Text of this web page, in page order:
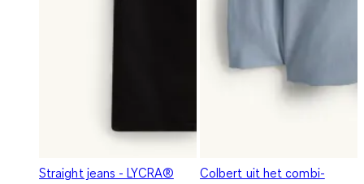
Straight jeans - LYCRA®
Colbert uit het combi-